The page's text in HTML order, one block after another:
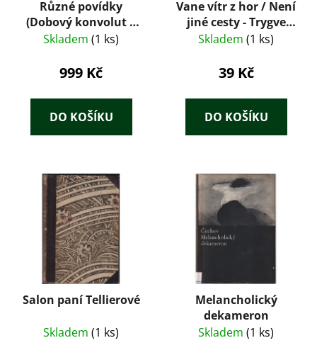
Různé povídky
(Dobový konvolut 8
tisků: Tolstoj,
Dickens, Jókai) – J.
Skladem (1 ks)
999 Kč
DO KOŠÍKU
Vane vítr z hor / Není
jiné cesty - Trygve
Gulbranssen
Skladem (1 ks)
39 Kč
DO KOŠÍKU
Salon paní Tellierové
Skladem (1 ks)
Melancholický
dekameron
Skladem (1 ks)